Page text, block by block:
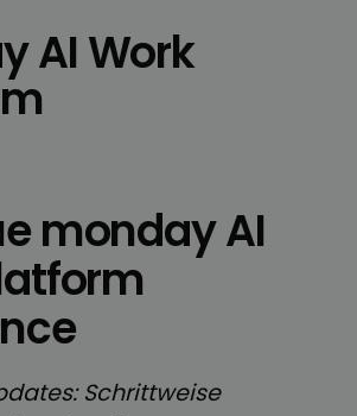
AI Work
monday AI
Schrittweise